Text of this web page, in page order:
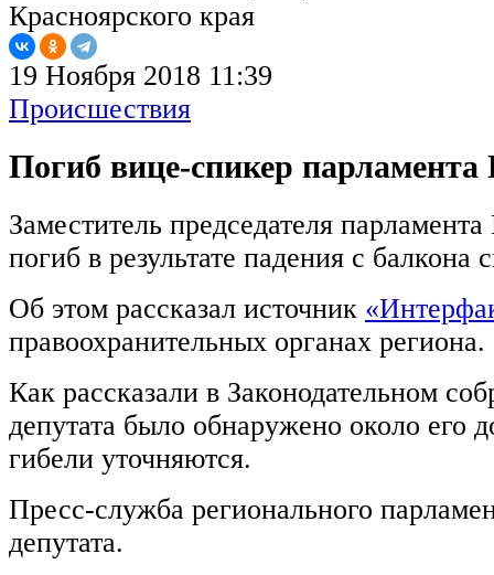
19 Ноября 2018 11:39
Происшествия
Погиб вице-спикер парламента
Заместитель председателя
погиб в результате падения с балкона
Об этом рассказал источник
правоохранительных органах региона.
Как рассказали в Законодательном
депутата было обнаружено около его
гибели уточняются.
Пресс-служба регионального
депутата.